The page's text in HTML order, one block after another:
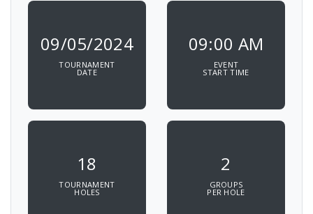
09/05/2024
TOURNAMENT
DATE
09:00 AM
EVENT
START TIME
18
TOURNAMENT
HOLES
2
GROUPS
PER HOLE